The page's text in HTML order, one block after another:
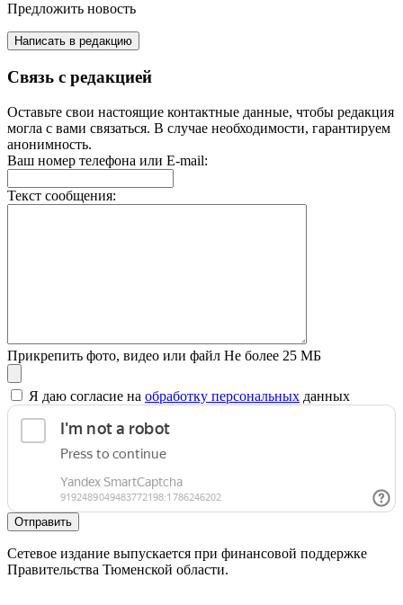
Предложить новость
Написать в редакцию
Связь с редакцией
Оставьте свои настоящие контактные данные, чтобы редакция
могла с вами связаться. В случае необходимости, гарантируем
анонимность.
Ваш номер телефона или E-mail:
Текст сообщения:
Прикрепить фото, видео или файл Не более 25 МБ
Я даю согласие на обработку персональных данных
Отправить
Сетевое издание выпускается при финансовой поддержке
Правительства Тюменской области.